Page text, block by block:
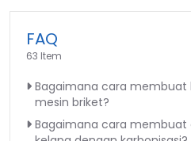
FAQ
63 Item
Bagaimana cara membuat
mesin briket?
Bagaimana cara